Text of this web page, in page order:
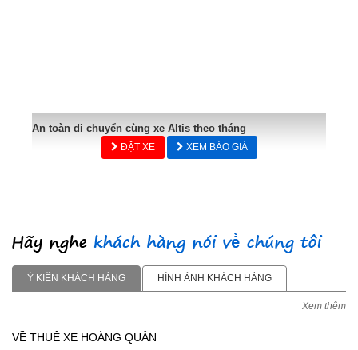
An toàn di chuyển cùng xe Altis theo tháng
ĐẶT XE XEM BÁO GIÁ
Ý KIẾN KHÁCH HÀNG HÌNH ẢNH KHÁCH HÀNG
Xem thêm
VỀ THUÊ XE HOÀNG QUÂN